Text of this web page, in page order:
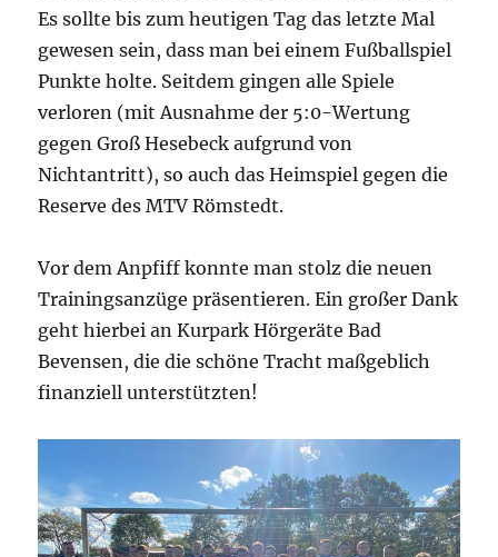
Es sollte bis zum heutigen Tag das letzte Mal
gewesen sein, dass man bei einem Fußballspiel
Punkte holte. Seitdem gingen alle Spiele
verloren (mit Ausnahme der 5:0-Wertung
gegen Groß Hesebeck aufgrund von
Nichtantritt), so auch das Heimspiel gegen die
Reserve des MTV Römstedt.
Vor dem Anpfiff konnte man stolz die neuen
Trainingsanzüge präsentieren. Ein großer Dank
geht hierbei an Kurpark Hörgeräte Bad
Bevensen, die die schöne Tracht maßgeblich
finanziell unterstützten!